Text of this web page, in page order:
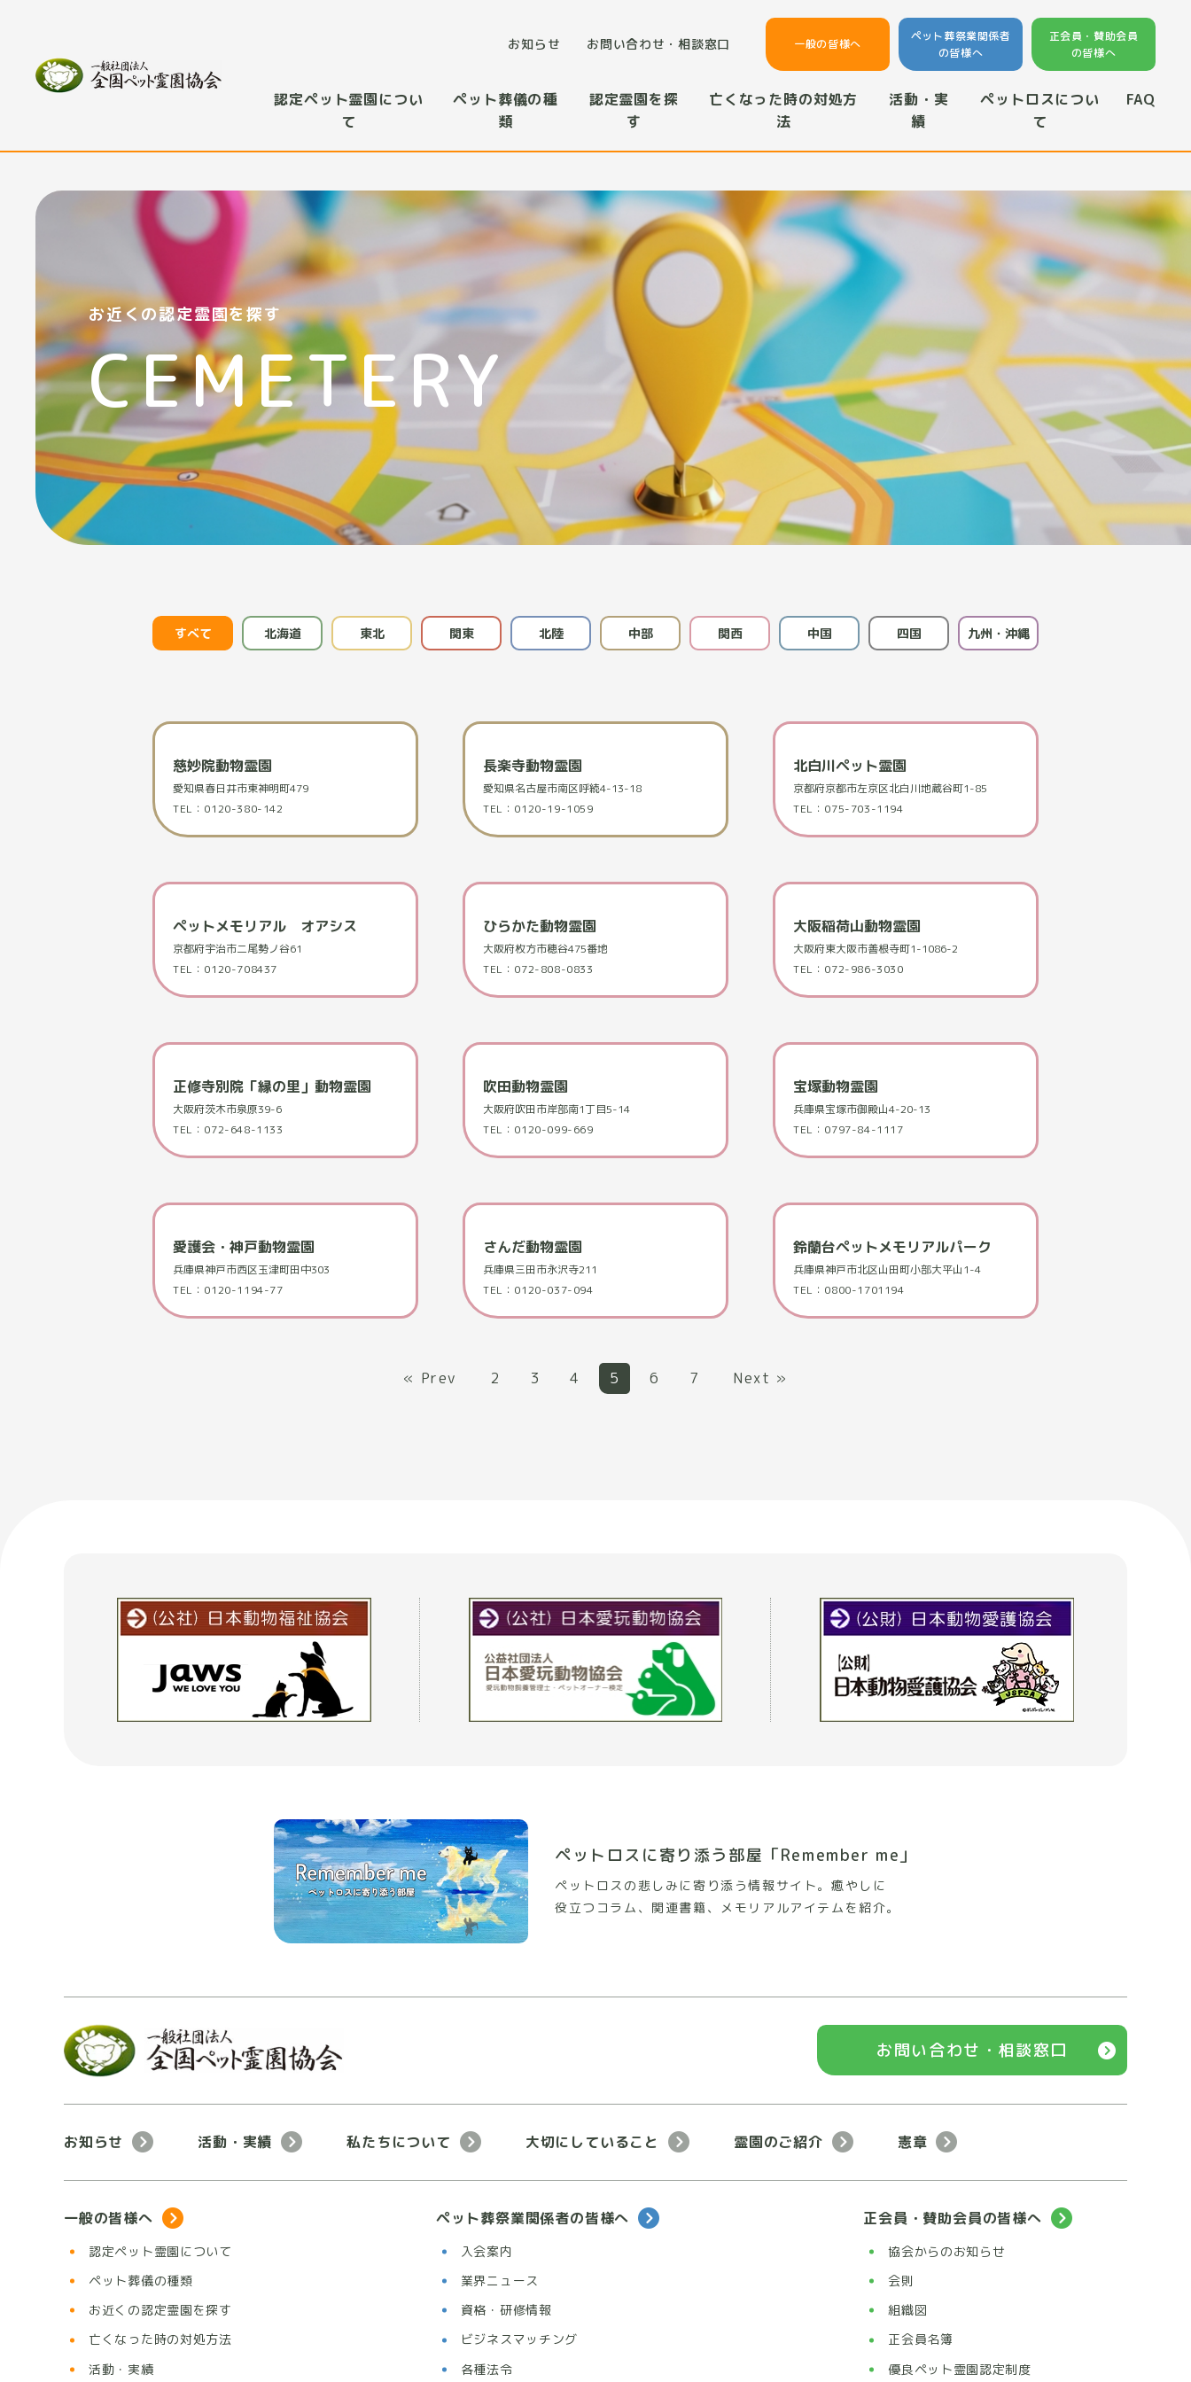
お知らせ お問い合わせ・相談窓口 一般の皆様へ
ペット葬祭業関係者
の皆様へ
正会員・賛助会員
の皆様へ
認定ペット霊園につい
て
ペット葬儀の種
類
認定霊園を探
す
亡くなった時の対処方
法
活動・実
績
ペットロスについ
て
FAQ
お近くの認定霊園を探す
CEMETERY
すべて 北海道 東北 関東 北陸 中部 関西 中国 四国 九州・沖縄
慈妙院動物霊園
愛知県春日井市東神明町479
TEL：0120-380-142
長楽寺動物霊園
愛知県名古屋市南区呼続4-13-18
TEL：0120-19-1059
北白川ペット霊園
京都府京都市左京区北白川地蔵谷町1-85
TEL：075-703-1194
ペットメモリアル オアシス
京都府宇治市二尾勢ノ谷61
TEL：0120-708437
ひらかた動物霊園
大阪府枚方市穂谷475番地
TEL：072-808-0833
大阪稲荷山動物霊園
大阪府東大阪市善根寺町1-1086-2
TEL：072-986-3030
正修寺別院「縁の里」動物霊園
大阪府茨木市泉原39-6
TEL：072-648-1133
吹田動物霊園
大阪府吹田市岸部南1丁目5-14
TEL：0120-099-669
宝塚動物霊園
兵庫県宝塚市御殿山4-20-13
TEL：0797-84-1117
愛護会・神戸動物霊園
兵庫県神戸市西区玉津町田中303
TEL：0120-1194-77
さんだ動物霊園
兵庫県三田市永沢寺211
TEL：0120-037-094
鈴蘭台ペットメモリアルパーク
兵庫県神戸市北区山田町小部大平山1-4
TEL：0800-1701194
« Prev 2 3 4 5 6 7 Next »
ペットロスに寄り添う部屋 「Remember me」
ペットロスの悲しみに寄り添う情報サイト。癒やしに
役立つコラム、関連書籍、メモリアルアイテムを紹介。
お問い合わせ・相談窓口
お知らせ 活動・実績 私たちについて 大切にしていること 霊園のご紹介 憲章
一般の皆様へ
認定ペット霊園について
ペット葬儀の種類
お近くの認定霊園を探す
亡くなった時の対処方法
活動・実績
ペット葬祭業関係者の皆様へ
入会案内
業界ニュース
資格・研修情報
ビジネスマッチング
各種法令
正会員・賛助会員の皆様へ
協会からのお知らせ
会則
組織図
正会員名簿
優良ペット霊園認定制度